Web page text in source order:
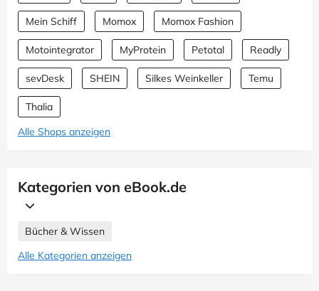
Mein Schiff Momox Momox Fashion
Motointegrator MyProtein Petotal Readly
sevDesk SHEIN Silkes Weinkeller Temu
Thalia
Alle Shops anzeigen
Kategorien von eBook.de
Bücher & Wissen
Alle Kategorien anzeigen